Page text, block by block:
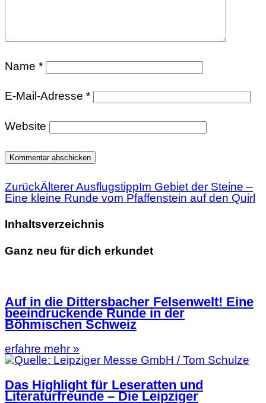
Name *
E-Mail-Adresse *
Website
ZurückÄlterer AusflugstippIm Gebiet der Steine –
Eine kleine Runde vom Pfaffenstein auf den Quirl
Inhaltsverzeichnis
Ganz neu für dich erkundet
Auf in die Dittersbacher Felsenwelt! Eine
beeindruckende Runde in der
Böhmischen Schweiz
erfahre mehr »
Das Highlight für Leseratten und
Literaturfreunde – Die Leipziger